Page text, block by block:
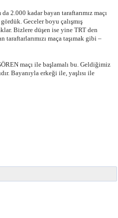
2.000 kadar bayan taraftarımız maçı
Geceler boyu çalışmış
Bizlere düşen ise yine TRT den
taraftarlarımızı maça taşımak gibi –
maçı ile başlamalı bu. Geldiğimiz
Bayanıyla erkeği ile, yaşlısı ile